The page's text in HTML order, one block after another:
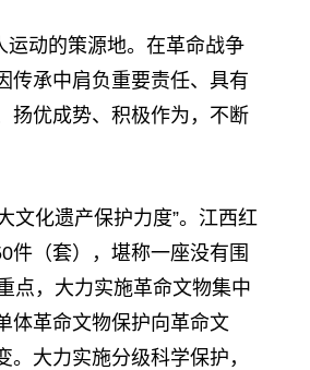
动的策源地。在革命战争
传承中肩负重要责任、具有
扬优成势、积极作为，不断
文化遗产保护力度”。江西红
件（套），堪称一座没有围
点，大力实施革命文物集中
体革命文物保护向革命文
大力实施分级科学保护，